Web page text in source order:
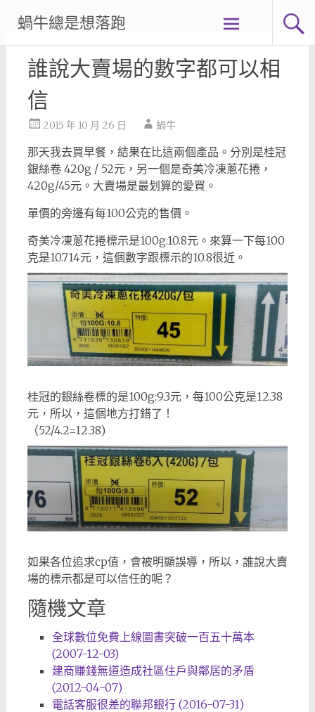
content
蝸牛總是想落跑
誰說大賣場的數字都可以相
信
2015 年 10 月 26 日 蝸牛
那天我去買早餐，結果在比這兩個產品。分別是桂冠
銀絲卷 420g / 52元，另一個是奇美冷凍蔥花捲，
420g/45元。大賣場是最划算的愛買。
單價的旁邊有每100公克的售價。
奇美冷凍蔥花捲標示是100g:10.8元。來算一下每100
克是10.714元，這個數字跟標示的10.8很近。
桂冠的銀絲卷標的是100g:9.3元，每100公克是12.38
元，所以，這個地方打錯了！
（52/4.2=12.38)
如果各位追求cp值，會被明顯誤導，所以，誰說大賣
場的標示都是可以信任的呢？
隨機文章
全球數位免費上線圖書突破一百五十萬本
(2007-12-03)
建商賺錢無道造成社區住戶與鄰居的矛盾
(2012-04-07)
電話客服很差的聯邦銀行 (2016-07-31)